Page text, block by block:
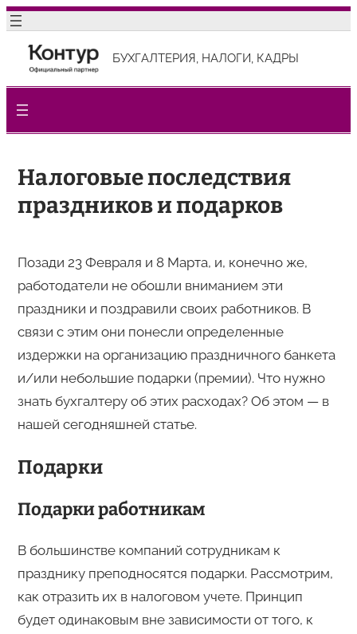
Перейти
содержимому
БУХГАЛТЕРИЯ, НАЛОГИ, КАДРЫ
Налоговые последствия
праздников и подарков
Позади 23 Февраля и 8 Марта, и, конечно же,
работодатели не обошли вниманием эти
праздники и поздравили своих работников. В
связи с этим они понесли определенные
издержки на организацию праздничного банкета
и/или небольшие подарки (премии). Что нужно
знать бухгалтеру об этих расходах? Об этом — в
нашей сегодняшней статье.
Подарки
Подарки работникам
В большинстве компаний сотрудникам к
празднику преподносятся подарки. Рассмотрим,
как отразить их в налоговом учете. Принцип
будет одинаковым вне зависимости от того, к